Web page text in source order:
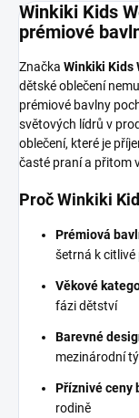
Winkiki Kids
prémiové
Značka Winkiki Kids
dětské oblečení
prémiové bavlny
světových lídrů v
oblečení, které je
časté praní a přitom
Proč Winkiki
Prémiová
šetrná k citlivé
Věkové
fázi dětství
Barevné
mezinárodní
Příznivé ceny
rodině